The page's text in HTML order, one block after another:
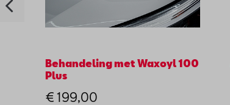
Behandeling met Waxoyl 100
Plus
€ 199,00